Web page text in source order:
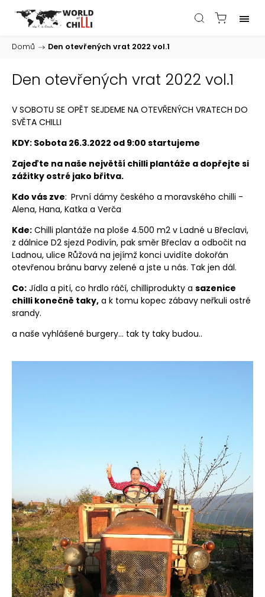
Domů / Den otevřených vrat 2022 vol.1
Den otevřených vrat 2022 vol.1
V SOBOTU SE OPĚT SEJDEME NA OTEVŘENÝCH VRATECH DO
SVĚTA CHILLI
KDY: Sobota 26.3.2022 od 9:00 startujeme
Zajeďte na naše největší chilli plantáže a dopřejte si
zážitky ostré jako břitva.
Kdo vás zve: První dámy českého a moravského chilli -
Alena, Hana, Katka a Verča
Kde: Chilli plantáže na ploše 4.500 m2 v Ladné u Břeclavi,
z dálnice D2 sjezd Podivín, pak směr Břeclav a odbočit na
Ladnou, ulice Růžová na jejímž konci uvidíte dokořán
otevřenou bránu barvy zelené a jste u nás. Tak jen dál.
Co: Jídla a pití, co hrdlo ráčí, chilliprodukty a sazenice
chilli konečně taky, a k tomu kopec zábavy neřkuli ostré
srandy.
a naše vyhlášené burgery... tak ty taky budou..